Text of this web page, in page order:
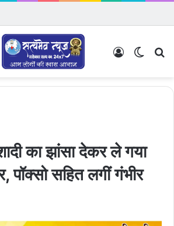
Log In
का झांसा देकर ले गया
पॉक्सो सहित लगीं गंभीर